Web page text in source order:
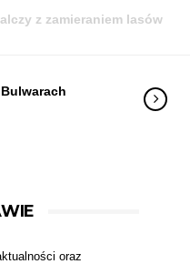
z zamieraniem lasów
oraz